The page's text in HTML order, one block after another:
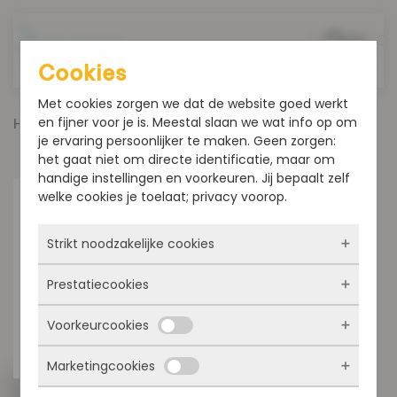
Home Producten
Harde en Zachte broodjes
Baquette wit 300 gram
Cookies
Met cookies zorgen we dat de website goed werkt
en fijner voor je is. Meestal slaan we wat info op om
je ervaring persoonlijker te maken. Geen zorgen:
het gaat niet om directe identificatie, maar om
handige instellingen en voorkeuren. Jij bepaalt zelf
welke cookies je toelaat; privacy voorop.
Strikt noodzakelijke cookies
Deze cookies zorgen ervoor dat de website
überhaupt werkt. Ze zijn dus altijd actief en
kunnen niet worden uitgezet. Meestal worden
ze alleen geplaatst als jij iets doet, zoals
inloggen, een formulier invullen of je
privacyvoorkeuren opslaan. Je kunt je browser
Prestatiecookies
Met deze cookies zien we hoe vaak onze site
bezocht wordt, waar bezoekers vandaan
komen en welke pagina’s populair zijn. Zo
kunnen we de website blijven verbeteren.
Voorkeurcookies
Deze cookies onthouden jouw voorkeuren.
Bijvoorbeeld taalkeuze of ingevulde gegevens.
Marketingcookies